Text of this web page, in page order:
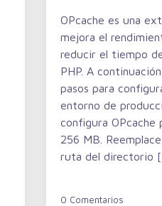
OPcache es una
mejora el
reducir el tiempo
PHP. A
pasos para
entorno de
configura OPcache
256 MB.
ruta del directorio
0 Comentarios